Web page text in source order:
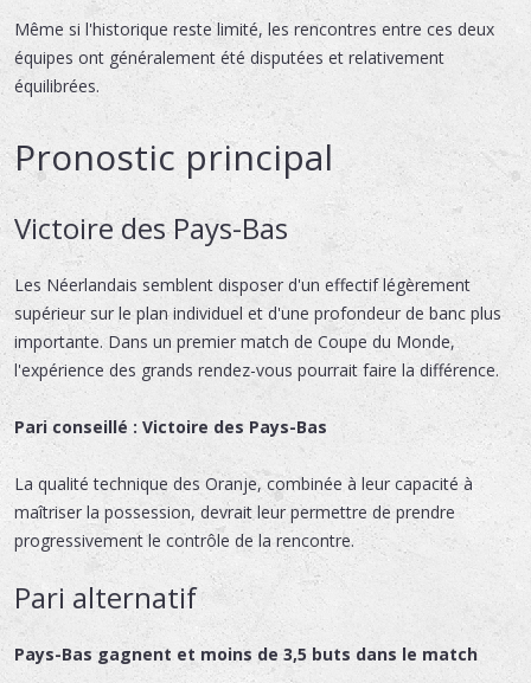
Même si l'historique reste limité, les rencontres entre ces deux
équipes ont généralement été disputées et relativement
équilibrées.
Pronostic principal
Victoire des Pays-Bas
Les Néerlandais semblent disposer d'un effectif légèrement
supérieur sur le plan individuel et d'une profondeur de banc plus
importante. Dans un premier match de Coupe du Monde,
l'expérience des grands rendez-vous pourrait faire la différence.
Pari conseillé : Victoire des Pays-Bas
La qualité technique des Oranje, combinée à leur capacité à
maîtriser la possession, devrait leur permettre de prendre
progressivement le contrôle de la rencontre.
Pari alternatif
Pays-Bas gagnent et moins de 3,5 buts dans le match